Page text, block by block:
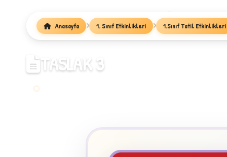
1
Anasayfa 1. Sınıf Etkinlikleri 1.Sınıf Tatil Etkinlikleri
TASLAK 3